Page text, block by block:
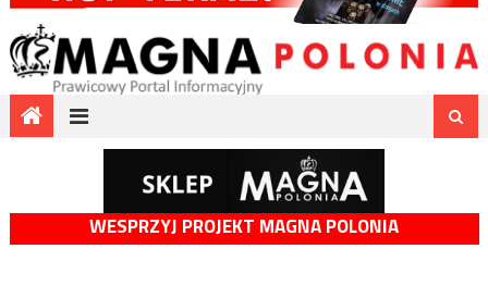
WESPRZYJ PROJEKT MAGNA POLONIA